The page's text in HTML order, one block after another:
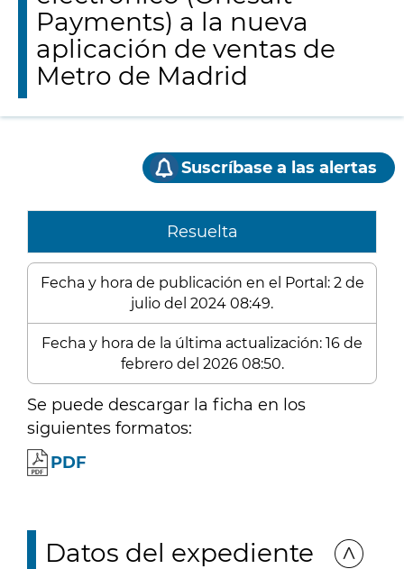
Payments) a la nueva
aplicación de ventas de
Metro de Madrid
Suscríbase a las alertas
Resuelta
Fecha y hora de publicación en el Portal: 2 de
julio del 2024 08:49.
Fecha y hora de la última actualización: 16 de
febrero del 2026 08:50.
Se puede descargar la ficha en los
siguientes formatos:
PDF
Datos del expediente